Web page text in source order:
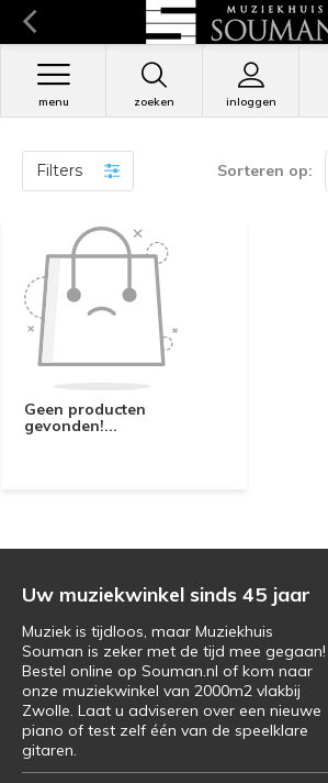
zoeken inloggen
menu
Filters Sorteren op:
Geen producten
gevonden!...
Uw muziekwinkel sinds 45 jaar
Muziek is tijdloos, maar Muziekhuis
Souman is zeker met de tijd mee gegaan!
Bestel online op Souman.nl of kom naar
onze muziekwinkel van 2000m2 vlakbij
Zwolle. Laat u adviseren over een nieuwe
piano of test zelf één van de speelklare
gitaren.